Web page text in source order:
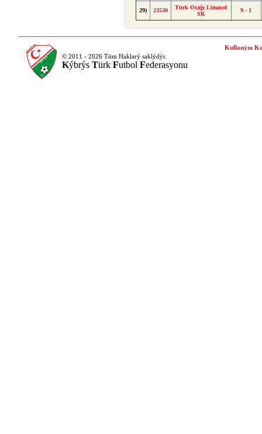
29) 23530
Türk Ocağı Limasol
SK
9 - 1
© 2011 - 2026 Tüm Haklarý saklýdýr.
Kýbrýs Türk Futbol Federasyonu
Kullaným